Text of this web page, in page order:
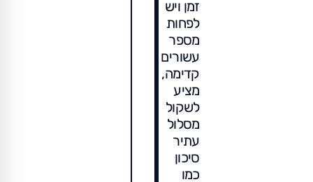
זמן ויש
לפחות
מספר
עשורים
קדימה,
מציע
לשקול
מסלול
עתיר
סיכון
כמו